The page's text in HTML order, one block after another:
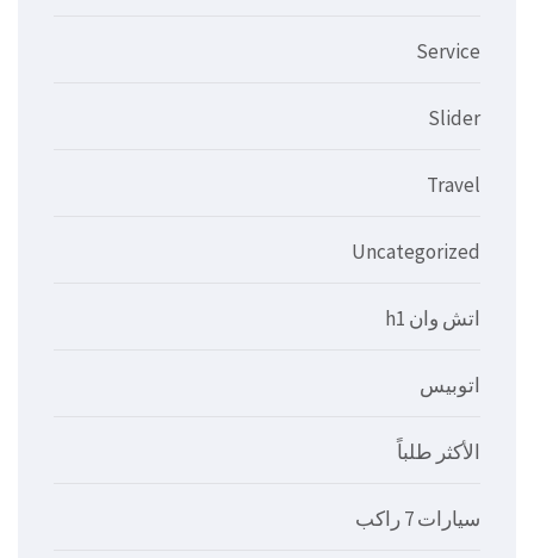
Service
Slider
Travel
Uncategorized
اتش وان h1
اتوبيس
الأكثر طلباً
سيارات 7 راكب